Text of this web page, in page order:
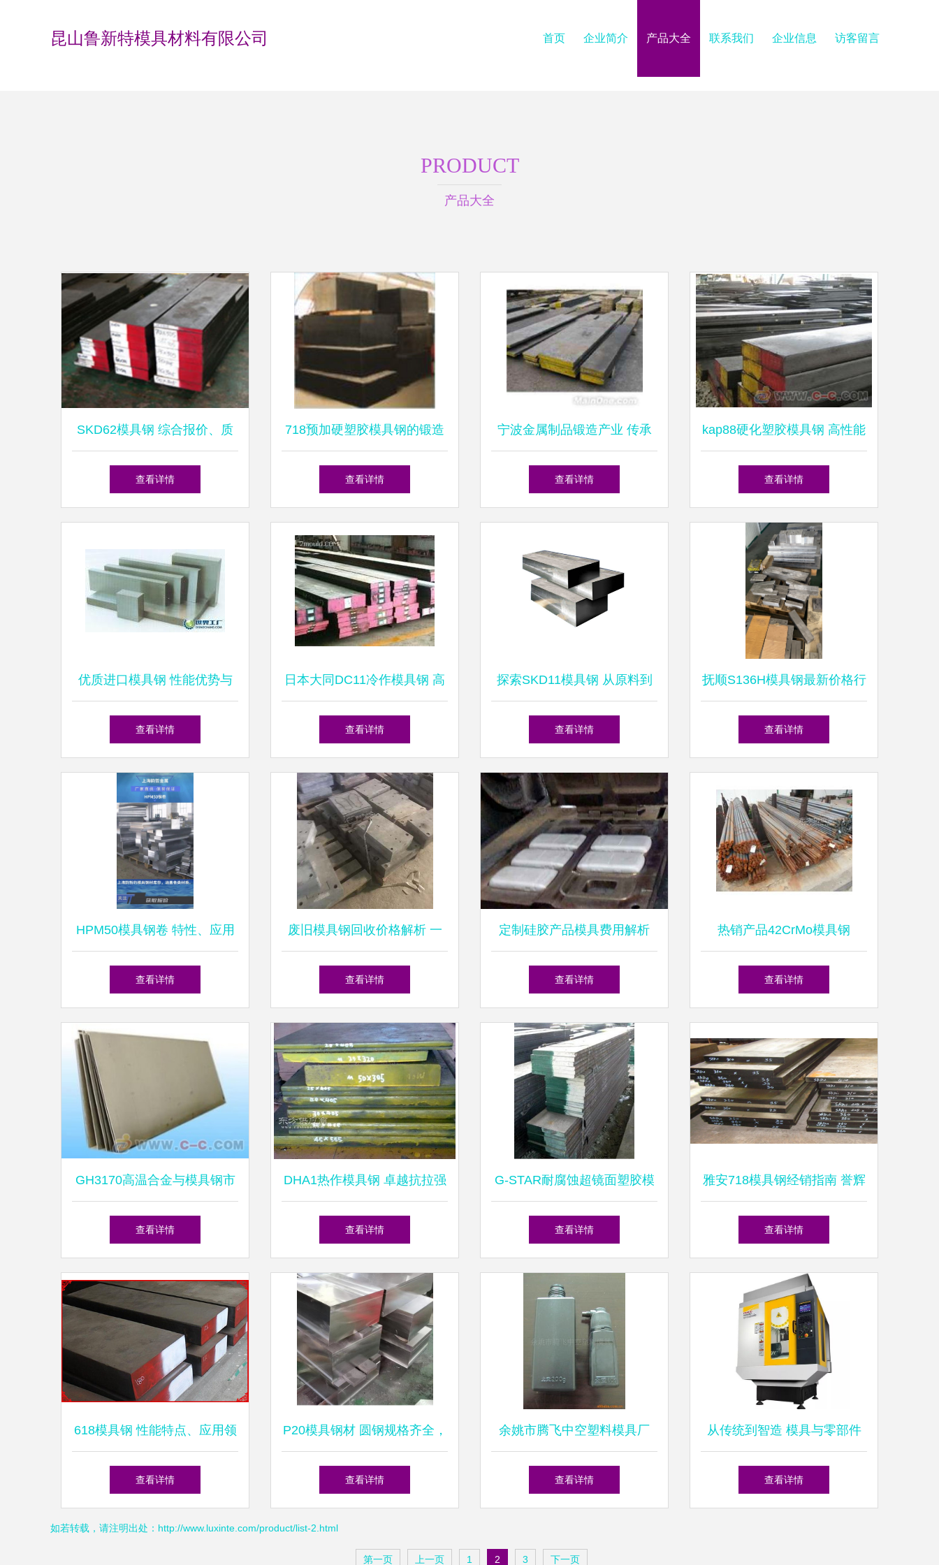
昆山鲁新特模具材料有限公司 首页 企业简介 产品大全 联系我们 企业信息 访客留言
PRODUCT
产品大全
SKD62模具钢 综合报价、质
量、厂家、图片与锻造工艺解
查看详情
718预加硬塑胶模具钢的锻造
工艺探讨
查看详情
宁波金属制品锻造产业 传承
与创新的匠心之路
查看详情
kap88硬化塑胶模具钢 高性能
工具钢的卓越之选
查看详情
优质进口模具钢 性能优势与
选材指南
查看详情
日本大同DC11冷作模具钢 高
性能模具材料的选择与应用
查看详情
探索SKD11模具钢 从原料到
精光板的卓越工艺之旅
查看详情
抚顺S136H模具钢最新价格行
情分析与市场展望
查看详情
HPM50模具钢卷 特性、应用
与加工要点
查看详情
废旧模具钢回收价格解析 一
吨值多少钱？
查看详情
定制硅胶产品模具费用解析
为何“锻造”技术推高成本
查看详情
热销产品42CrMo模具钢
42CrMo圆钢现货销售与锻造
查看详情
GH3170高温合金与模具钢市
场行情解析 价格、差异与应
查看详情
DHA1热作模具钢 卓越抗拉强
度下的多用途选择
查看详情
G-STAR耐腐蚀超镜面塑胶模
具钢 材质特性、锻造工艺与
查看详情
雅安718模具钢经销指南 誉辉
模具钢市场分析与用户需求洞
查看详情
618模具钢 性能特点、应用领
域及市场展望
查看详情
P20模具钢材 圆钢规格齐全，
锻造、切割、定制一站式服务
查看详情
余姚市腾飞中空塑料模具厂
吹塑加工与锻造产品全览
查看详情
从传统到智造 模具与零部件
制造工厂的转型升级锻造之路
查看详情
如若转载，请注明出处：http://www.luxinte.com/product/list-2.html
第一页 上一页 1 2 3 下一页